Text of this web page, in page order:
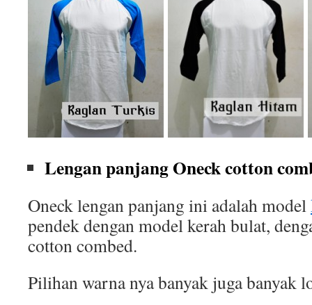
Lengan panjang Oneck cotton
Oneck lengan panjang ini adalah model
pendek dengan model kerah bulat,
cotton combed.
Pilihan warna nya banyak juga banyak